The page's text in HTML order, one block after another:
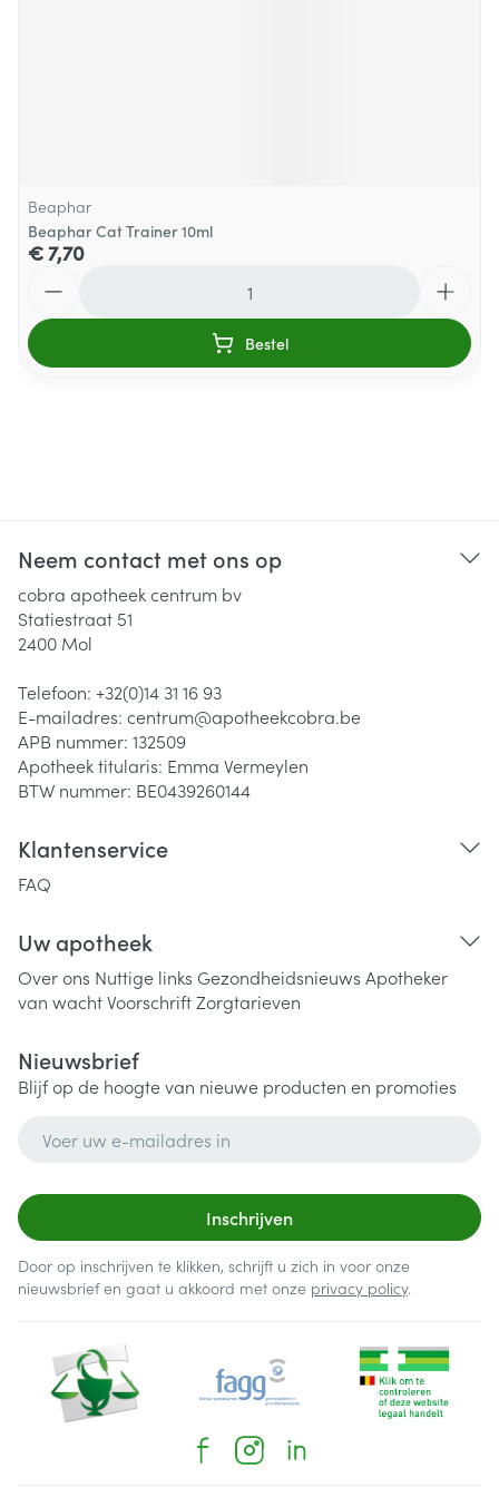
Beaphar
Beaphar Cat Trainer 10ml
€ 7,70
Bestel
Neem contact met ons op
cobra apotheek centrum bv
Statiestraat 51
2400 Mol
Telefoon: +32(0)14 31 16 93
E-mailadres: centrum@apotheekcobra.be
APB nummer: 132509
Apotheek titularis: Emma Vermeylen
BTW nummer: BE0439260144
Klantenservice
FAQ
Uw apotheek
Over ons Nuttige links Gezondheidsnieuws Apotheker
van wachtVoorschriftZorgtarieven
Nieuwsbrief
Blijf op de hoogte van nieuwe producten en promoties
Inschrijven
Door op inschrijven te klikken, schrijft u zich in voor onze
nieuwsbrief en gaat u akkoord met onze privacy policy.